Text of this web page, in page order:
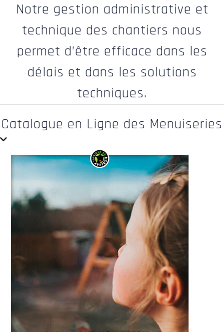
Notre gestion administrative et
technique des chantiers nous
permet d’être efficace dans les
délais et dans les solutions
techniques.
Catalogue en Ligne des Menuiseries